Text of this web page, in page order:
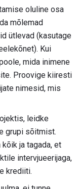
oluline osa
mõlemad
ütlevad (kasutage
Kui
mida inimene
Proovige kiiresti
nimesid, mis
leidke
grupi sõitmist.
ja tagada, et
intervjueerijaga,
krediiti.